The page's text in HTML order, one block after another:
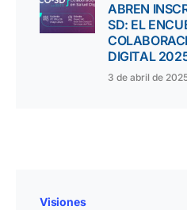
ABREN
SD: EL
DIGITAL
3 de abril de
Visiones